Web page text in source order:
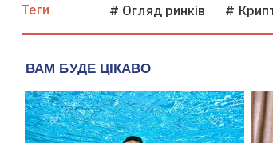
Теги # Огляд ринків #